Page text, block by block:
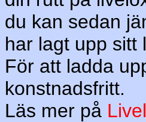
du kan sedan
har lagt upp sitt
För att ladda
konstnadsfritt.
Läs mer på